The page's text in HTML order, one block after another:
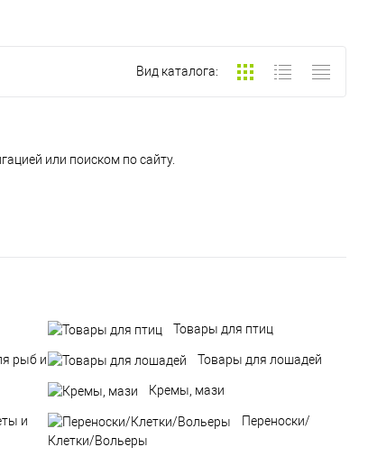
Вид каталога:
или поиском по сайту.
Товары для птиц
рыб и
Товары для лошадей
Кремы, мази
и
Переноски/
Клетки/Вольеры